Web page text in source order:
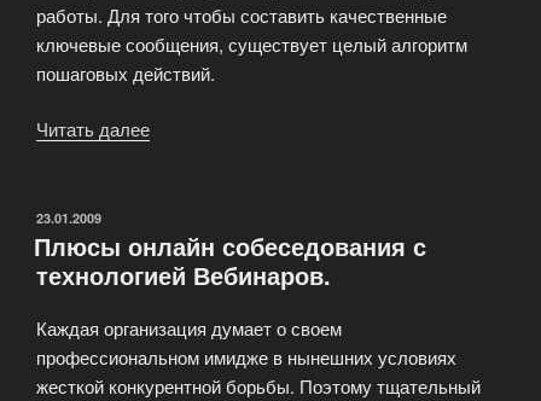
работы. Для того чтобы составить качественные
ключевые сообщения, существует целый алгоритм
пошаговых действий.
Читать далее
аудитория
запомнит
вебинара»
ОПУБЛИКОВАНО
23.01.2009
Плюсы онлайн собеседования с
технологией Вебинаров.
Каждая организация думает о своем
профессиональном имидже в нынешних условиях
жесткой конкурентной борьбы. Поэтому тщательный